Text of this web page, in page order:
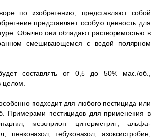
по изобретению, представляют собой
представляет особую ценность для
Обычно они обладают растворимостью в
смешивающемся с водой полярном
составлять от 0,5 до 50% мас./об.,
целом.
подходит для любого пестицида или
Примерами пестицидов для применения в
мезотрион, циперметрин, альфа-
пенконазол, тебуконазол, азоксистробин,